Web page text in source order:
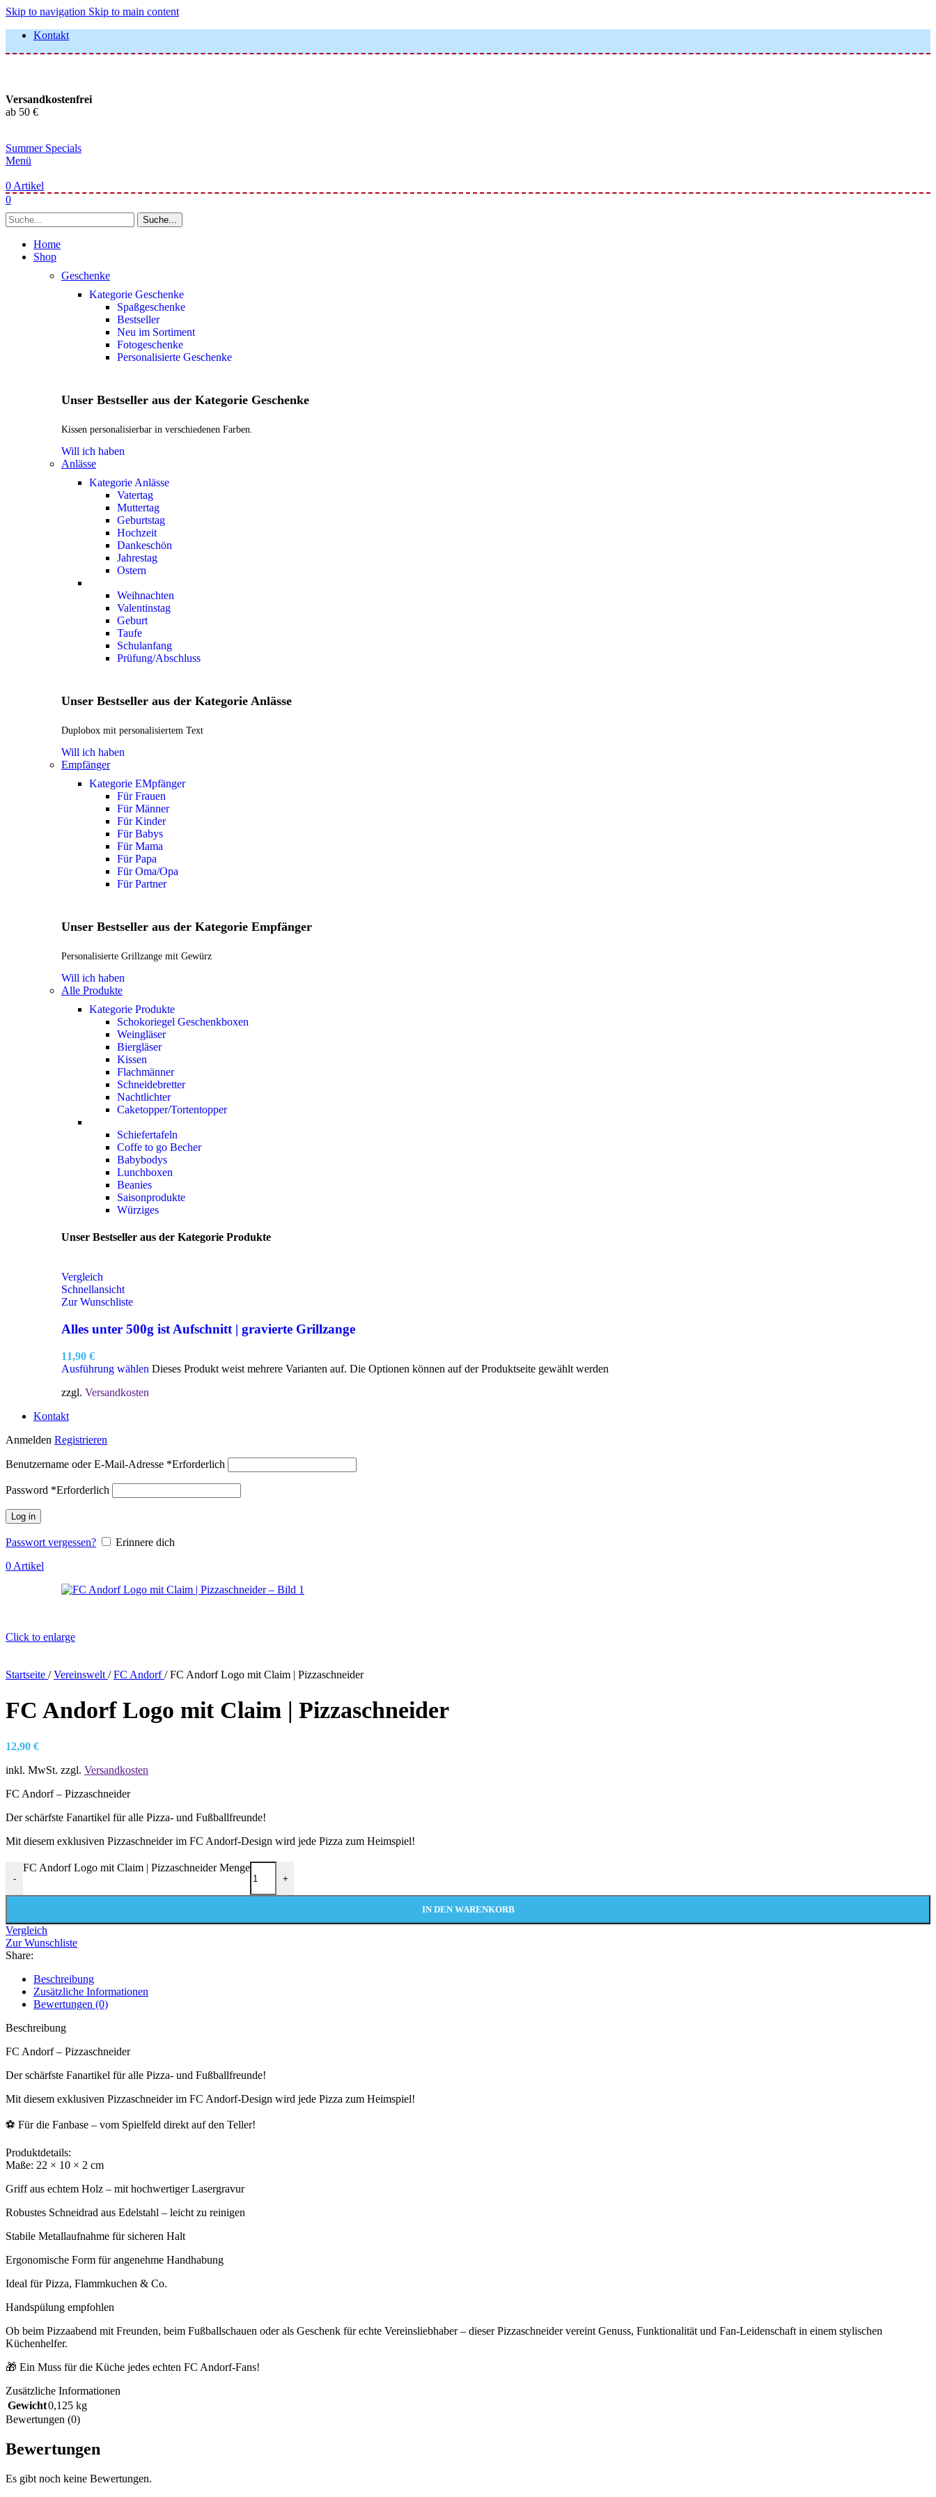
Skip to navigation Skip to main content
Kontakt
Versandkostenfrei
ab 50 €
Summer Specials
Menü
0 Artikel
0
Suche...
Home
Shop
Geschenke
Kategorie Geschenke
Spaßgeschenke
Bestseller
Neu im Sortiment
Fotogeschenke
Personalisierte Geschenke
Unser Bestseller aus der Kategorie Geschenke
Kissen personalisierbar in verschiedenen Farben.
Will ich haben
Anlässe
Kategorie Anlässe
Vatertag
Muttertag
Geburtstag
Hochzeit
Dankeschön
Jahrestag
Ostern
Weihnachten
Valentinstag
Geburt
Taufe
Schulanfang
Prüfung/Abschluss
Unser Bestseller aus der Kategorie Anlässe
Duplobox mit personalisiertem Text
Will ich haben
Empfänger
Kategorie EMpfänger
Für Frauen
Für Männer
Für Kinder
Für Babys
Für Mama
Für Papa
Für Oma/Opa
Für Partner
Unser Bestseller aus der Kategorie Empfänger
Personalisierte Grillzange mit Gewürz
Will ich haben
Alle Produkte
Kategorie Produkte
Schokoriegel Geschenkboxen
Weingläser
Biergläser
Kissen
Flachmänner
Schneidebretter
Nachtlichter
Caketopper/Tortentopper
Schiefertafeln
Coffe to go Becher
Babybodys
Lunchboxen
Beanies
Saisonprodukte
Würziges
Unser Bestseller aus der Kategorie Produkte
Vergleich
Schnellansicht
Zur Wunschliste
Alles unter 500g ist Aufschnitt | gravierte Grillzange
11,90 €
Ausführung wählen Dieses Produkt weist mehrere Varianten auf. Die Optionen können auf der Produktseite gewählt werden
zzgl. Versandkosten
Kontakt
Anmelden Registrieren
Benutzername oder E-Mail-Adresse *Erforderlich
Password *Erforderlich
Log in
Passwort vergessen?
Erinnere dich
0 Artikel
Click to enlarge
Startseite / Vereinswelt / FC Andorf/ FC Andorf Logo mit Claim | Pizzaschneider
FC Andorf Logo mit Claim | Pizzaschneider
12,90 €
inkl. MwSt. zzgl. Versandkosten
FC Andorf – Pizzaschneider
Der schärfste Fanartikel für alle Pizza- und Fußballfreunde!
Mit diesem exklusiven Pizzaschneider im FC Andorf-Design wird jede Pizza zum Heimspiel!
-
FC Andorf Logo mit Claim | Pizzaschneider Menge
+
IN DEN WARENKORB
Vergleich
Zur Wunschliste
Share:
Beschreibung
Zusätzliche Informationen
Bewertungen (0)
Beschreibung
FC Andorf – Pizzaschneider
Der schärfste Fanartikel für alle Pizza- und Fußballfreunde!
Mit diesem exklusiven Pizzaschneider im FC Andorf-Design wird jede Pizza zum Heimspiel!
⚽️ Für die Fanbase – vom Spielfeld direkt auf den Teller!
Produktdetails:
Maße: 22 × 10 × 2 cm
Griff aus echtem Holz – mit hochwertiger Lasergravur
Robustes Schneidrad aus Edelstahl – leicht zu reinigen
Stabile Metallaufnahme für sicheren Halt
Ergonomische Form für angenehme Handhabung
Ideal für Pizza, Flammkuchen & Co.
Handspülung empfohlen
Ob beim Pizzaabend mit Freunden, beim Fußballschauen oder als Geschenk für echte Vereinsliebhaber – dieser Pizzaschneider vereint Genuss, Funktionalität und Fan-Leidenschaft in einem stylischen
Küchenhelfer.
🎁 Ein Muss für die Küche jedes echten FC Andorf-Fans!
Zusätzliche Informationen
Gewicht0,125 kg
Bewertungen (0)
Bewertungen
Es gibt noch keine Bewertungen.